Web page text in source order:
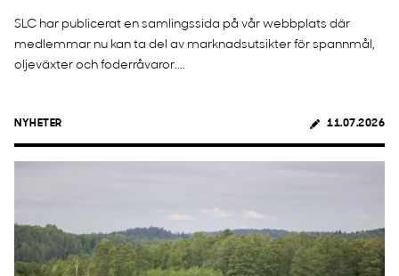
SLC har publicerat en samlingssida på vår webbplats där
medlemmar nu kan ta del av marknadsutsikter för spannmål,
oljeväxter och foderråvaror....
NYHETER 11.07.2026